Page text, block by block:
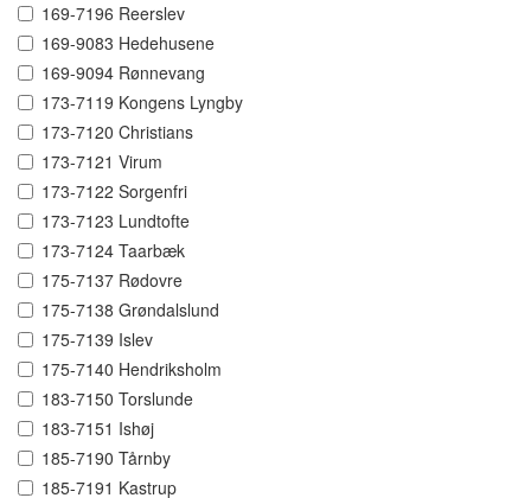
169-7196 Reerslev
169-9083 Hedehusene
169-9094 Rønnevang
173-7119 Kongens Lyngby
173-7120 Christians
173-7121 Virum
173-7122 Sorgenfri
173-7123 Lundtofte
173-7124 Taarbæk
175-7137 Rødovre
175-7138 Grøndalslund
175-7139 Islev
175-7140 Hendriksholm
183-7150 Torslunde
183-7151 Ishøj
185-7190 Tårnby
185-7191 Kastrup